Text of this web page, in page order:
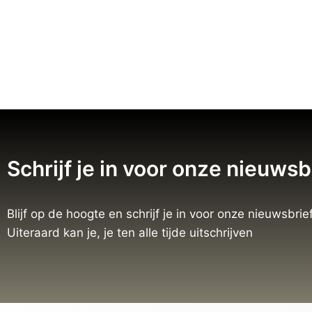
Schrijf je in voor onze
Blijf op de hoogte en schrijf je in voor onze
Uiteraard kan je, je ten alle tijde uitschrijven